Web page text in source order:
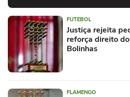
FUTEBOL
Justiça rejeita
reforça direito
Bolinhas
FLAMENGO